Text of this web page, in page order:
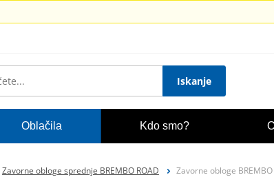
Iskanje
Oblačila Kdo smo?
Zavorne obloge sprednje BREMBO ROAD Zavorne obloge